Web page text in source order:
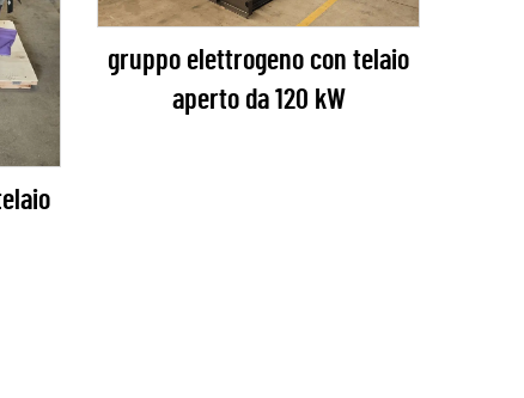
gruppo elettrogeno con telaio
aperto da 120 kW